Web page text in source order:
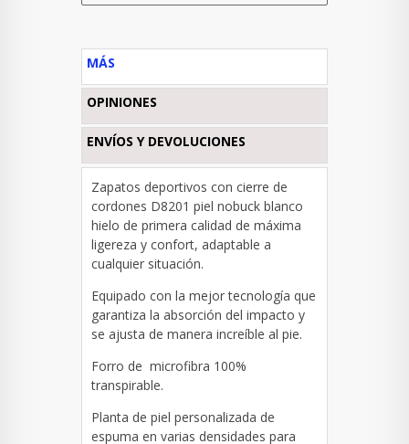
MÁS
OPINIONES
ENVÍOS Y DEVOLUCIONES
Zapatos deportivos con cierre de
cordones D8201 piel nobuck blanco
hielo de primera calidad de máxima
ligereza y confort, adaptable a
cualquier situación.
Equipado con la mejor tecnología que
garantiza la absorción del impacto y
se ajusta de manera increíble al pie.
Forro de microfibra 100%
transpirable.
Planta de piel personalizada de
espuma en varias densidades para